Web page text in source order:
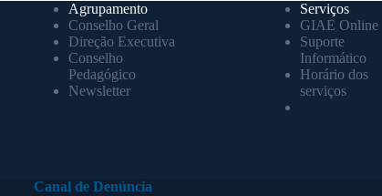
Agrupamento
Conselho Geral
Direção Executiva
Conselho
Pedagógico
Newsletter
Serviços
GIAE Online
Suporte
Informático
Horário dos
serviços
Canal de Denúncia